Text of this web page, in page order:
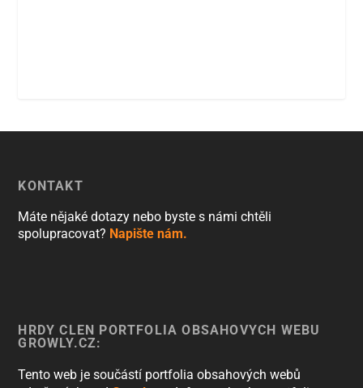
KONTAKT
Máte nějaké dotazy nebo byste s námi chtěli
spolupracovat? Napište nám.
HRDÝ ČLEN PORTFOLIA OBSAHOVÝCH WEBŮ
GROWLY.CZ:
Tento web je součástí portfolia obsahových webů